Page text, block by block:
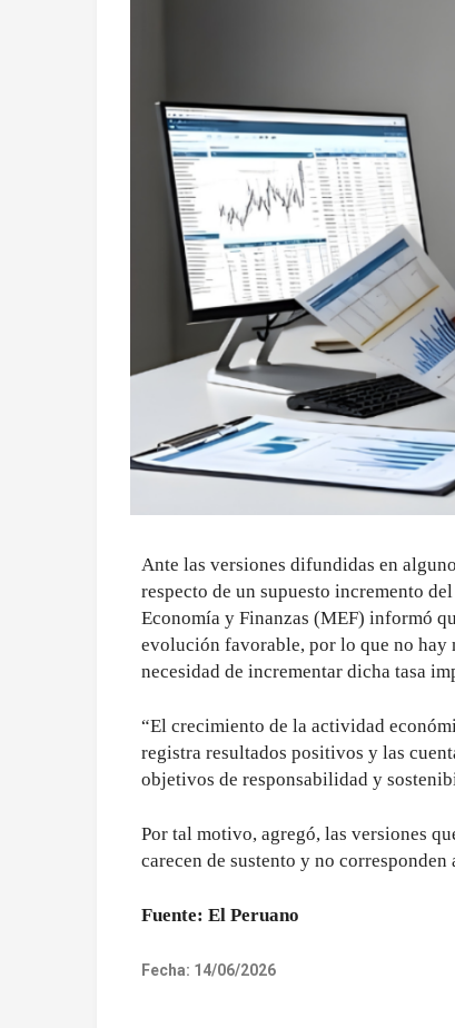
Ante las versiones difundidas en
respecto de un supuesto incremento
Economía y Finanzas (MEF) informó
evolución favorable, por lo que no
necesidad de incrementar dicha tasa
“El crecimiento de la actividad
registra resultados positivos y las
objetivos de responsabilidad y
Por tal motivo, agregó, las versiones
carecen de sustento y no
Fuente: El Peruano
Fecha: 14/06/2026